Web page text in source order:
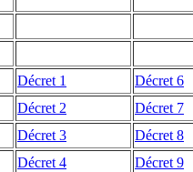
Décret 1
Décret 6
Décret 2
Décret 7
Décret 3
Décret 8
Décret 4
Décret 9